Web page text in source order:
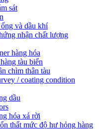
sát
và dầu khí
nhận chất lượng
hàng hóa
tàu biển
chìm thân tàu
/ coating condition
dầu
hóa xá rời
thất mức độ hư hỏng hàng